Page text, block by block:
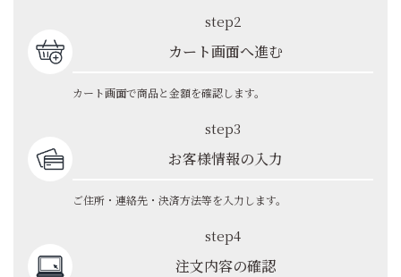
step2
カート画面へ進む
カート画面で商品と金額を確認します。
step3
お客様情報の入力
ご住所・連絡先・決済方法等を入力します。
step4
注文内容の確認